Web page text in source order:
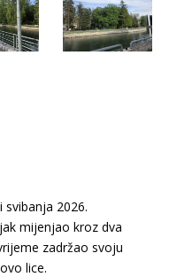
svibanja 2026.
mijenjao kroz dva
zadržao svoju
lice.